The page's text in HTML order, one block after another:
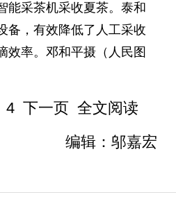
能采茶机采收夏茶。泰和
备，有效降低了人工采收
效率。邓和平摄（人民图
4 下一页 全文阅读
编辑：邬嘉宏